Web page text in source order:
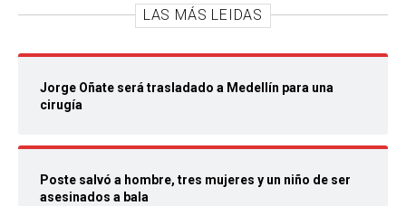
LAS MÁS LEIDAS
Jorge Oñate será trasladado a Medellín para una
cirugía
Poste salvó a hombre, tres mujeres y un niño de ser
asesinados a bala